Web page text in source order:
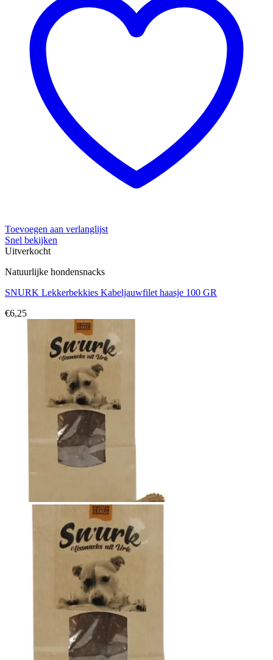
Toevoegen aan verlanglijst
Snel bekijken
Uitverkocht
Natuurlijke hondensnacks
SNURK Lekkerbekkies Kabeljauwfilet haasje 100 GR
€6,25